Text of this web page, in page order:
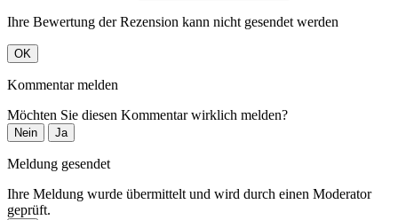
Ihre Bewertung der Rezension kann nicht gesendet werden
OK
Kommentar melden
Möchten Sie diesen Kommentar wirklich melden?
Nein Ja
Meldung gesendet
Ihre Meldung wurde übermittelt und wird durch einen Moderator
geprüft.